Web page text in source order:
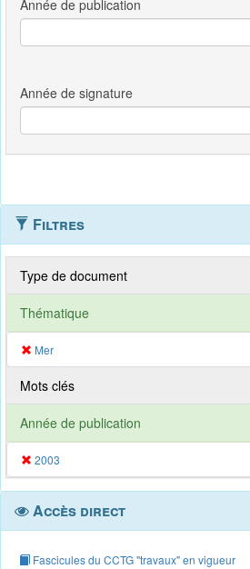
Filtres
Type de document
Thématique
Mer
Mots clés
Année de publication
2003
Accès direct
Fascicules du CCTG "travaux" en vigueur